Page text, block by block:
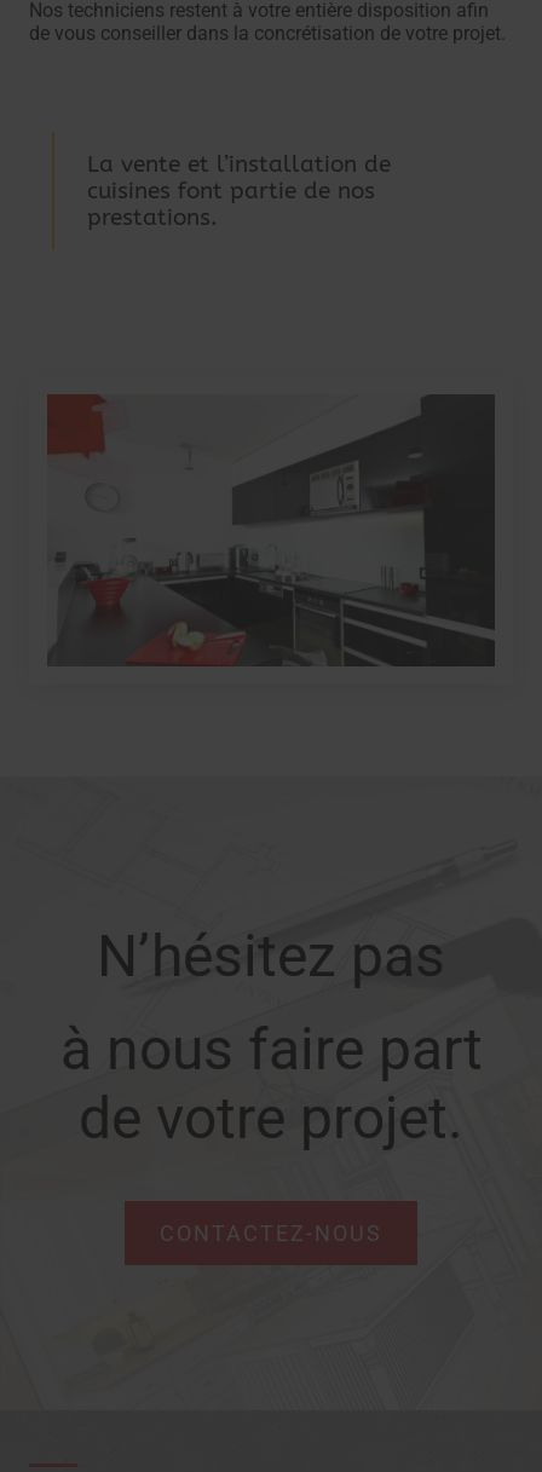
Nos techniciens restent à votre entière disposition afin
de vous conseiller dans la concrétisation de votre projet.
La vente et l’installation de
cuisines font partie de nos
prestations.
N’hésitez pas
à nous faire part
de votre projet.
CONTACTEZ-NOUS